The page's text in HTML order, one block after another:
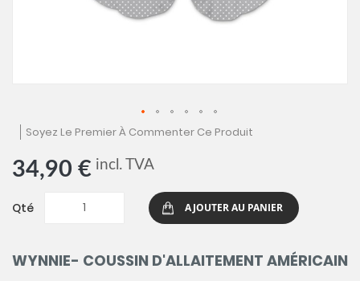
Soyez Le Premier À Commenter Ce Produit
34,90 € incl. TVA
Qté AJOUTER AU PANIER
WYNNIE- COUSSIN D'ALLAITEMENT AMÉRICAIN
Skip
to
the
beginning
images